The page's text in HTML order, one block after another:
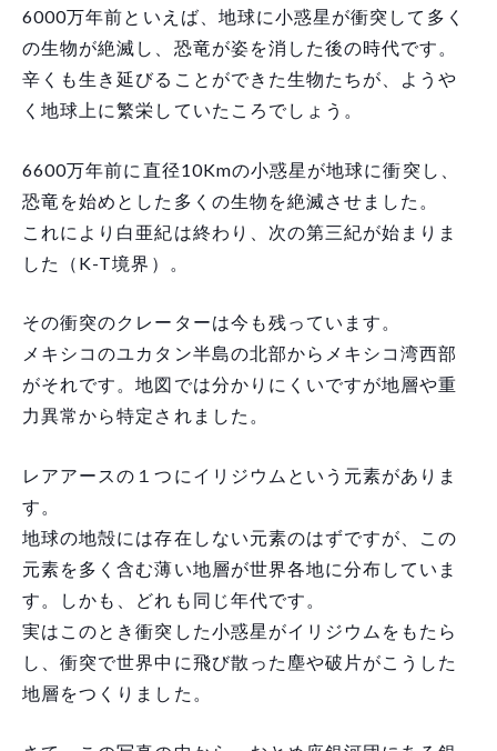
6000万年前といえば、地球に小惑星が衝突して多く
の生物が絶滅し、恐竜が姿を消した後の時代です。
辛くも生き延びることができた生物たちが、ようや
く地球上に繁栄していたころでしょう。
6600万年前に直径10Kmの小惑星が地球に衝突し、
恐竜を始めとした多くの生物を絶滅させました。
これにより白亜紀は終わり、次の第三紀が始まりま
した（K-T境界）。
その衝突のクレーターは今も残っています。
メキシコのユカタン半島の北部からメキシコ湾西部
がそれです。地図では分かりにくいですが地層や重
力異常から特定されました。
レアアースの１つにイリジウムという元素がありま
す。
地球の地殻には存在しない元素のはずですが、この
元素を多く含む薄い地層が世界各地に分布していま
す。しかも、どれも同じ年代です。
実はこのとき衝突した小惑星がイリジウムをもたら
し、衝突で世界中に飛び散った塵や破片がこうした
地層をつくりました。